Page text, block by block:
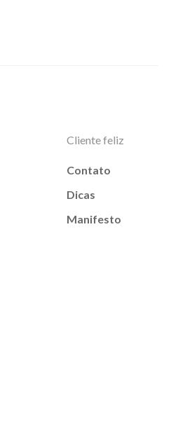
Cliente feliz
Contato
Dicas
Manifesto